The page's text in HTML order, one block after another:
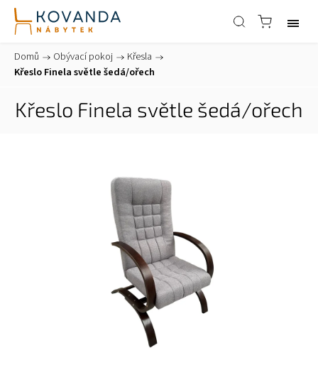
Domů / Obývací pokoj / Křesla /
Křeslo Finela světle šedá/ořech
Křeslo Finela světle šedá/ořech